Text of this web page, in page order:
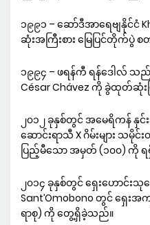
၁၉၉၁ – ဆော်ဒီအာရေဗျနိုင်
ဆုံးအကြီးစား မြေပြင်တိုက်ပွဲ စ
၁၉၉၄ – ဖရန်ကီ ရန်ဒေါလ် သ
César Chávez ကို ခွဲထုတ်ဆုံး
၂၀၁၂ ခုနှစ်တွင် အမေရိကန် နှ
ဆောင်းရာသီ X ဂိမ်းများ သမို
ပြည့်မီသော အမှတ် (၁၀၀) ကို
၂၀၁၄ ခုနှစ်တွင် ရှေးဟောင်း
Sant’Omobono တွင် ရှေးအ
ရာစု) ကို တွေ့ရှိခဲ့သည်။